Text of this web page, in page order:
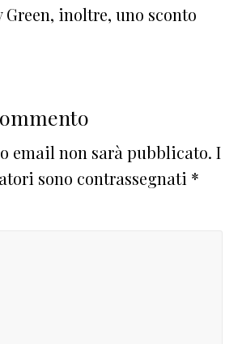
inoltre, uno sconto
email non sarà pubblicato. I
sono contrassegnati *